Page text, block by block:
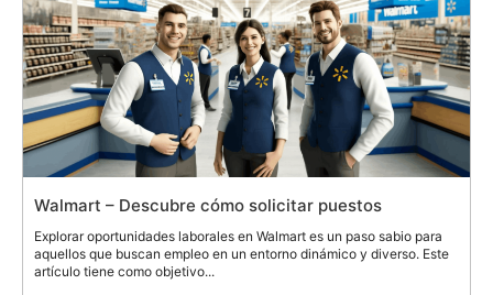
Walmart – Descubre cómo solicitar puestos
Explorar oportunidades laborales en Walmart es un paso sabio para
aquellos que buscan empleo en un entorno dinámico y diverso. Este
artículo tiene como objetivo...